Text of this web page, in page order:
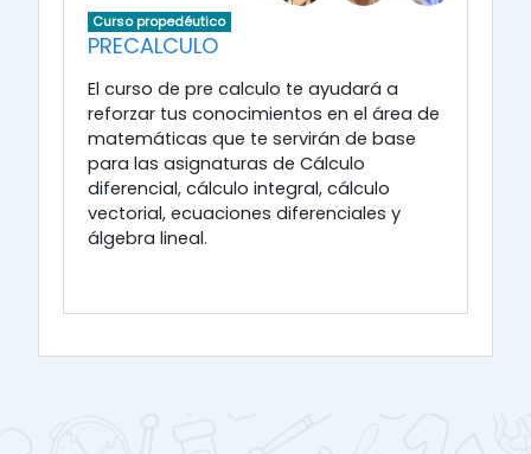
Curso propedéutico
PRECALCULO
El curso de pre calculo te ayudará a
reforzar tus conocimientos en el área de
matemáticas que te servirán de base
para las asignaturas de Cálculo
diferencial, cálculo integral, cálculo
vectorial, ecuaciones diferenciales y
álgebra lineal.